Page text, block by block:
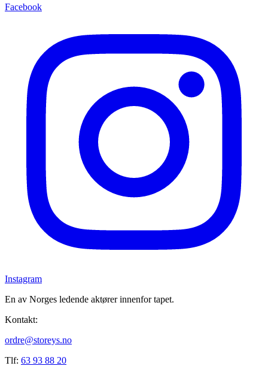
Facebook
Instagram
En av Norges ledende aktører innenfor tapet.
Kontakt:
ordre@storeys.no
Tlf: 63 93 88 20